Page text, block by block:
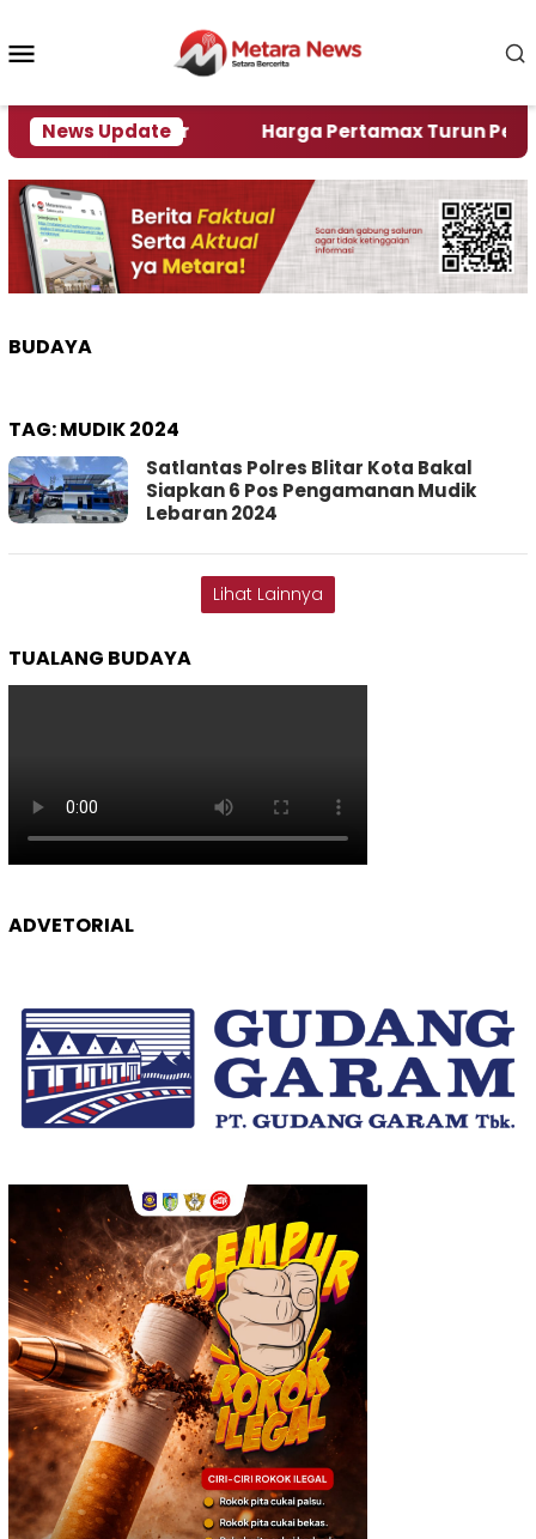
konten
News Update
Krisi Air Harga Pertamax Turun Per Hari
BUDAYA
TAG:MUDIK 2024
Satlantas Polres Blitar Kota Bakal
Siapkan 6 Pos Pengamanan Mudik
Lebaran 2024
Lihat Lainnya
TUALANG BUDAYA
ADVETORIAL